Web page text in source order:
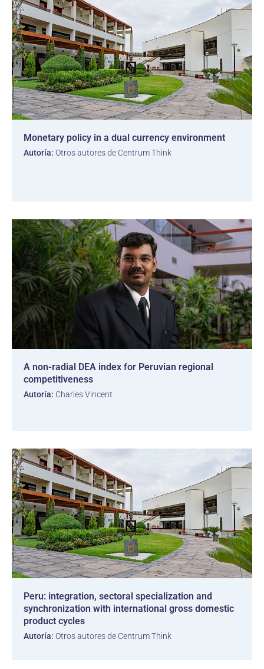
Monetary policy in a dual currency environment
Autoría: Otros autores de Centrum Think
A non-radial DEA index for Peruvian regional
competitiveness
Autoría: Charles Vincent
Peru: integration, sectoral specialization and
synchronization with international gross domestic
product cycles
Autoría: Otros autores de Centrum Think